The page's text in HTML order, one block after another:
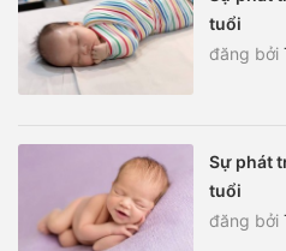
tuổi
đăng bởi
Sự phát
tuổi
đăng bởi